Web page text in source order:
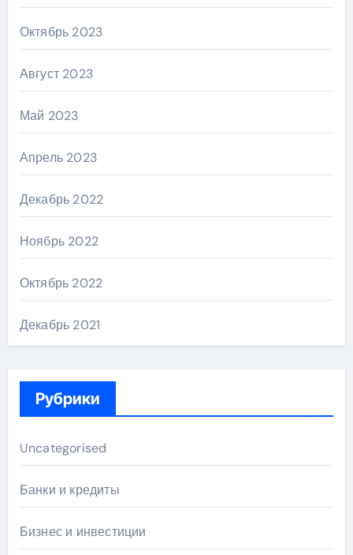
Октябрь 2023
Август 2023
Май 2023
Апрель 2023
Декабрь 2022
Ноябрь 2022
Октябрь 2022
Декабрь 2021
Рубрики
Uncategorised
Банки и кредиты
Бизнес и инвестиции